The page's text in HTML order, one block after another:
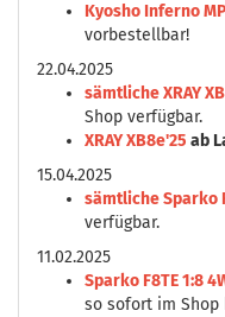
Kyosho Inferno
vorbestellbar!
22.04.2025
sämtliche XRAY
Shop verfügbar.
XRAY XB8e'25 ab
15.04.2025
sämtliche Sparko
verfügbar.
11.02.2025
Sparko F8TE 1:8
so sofort im